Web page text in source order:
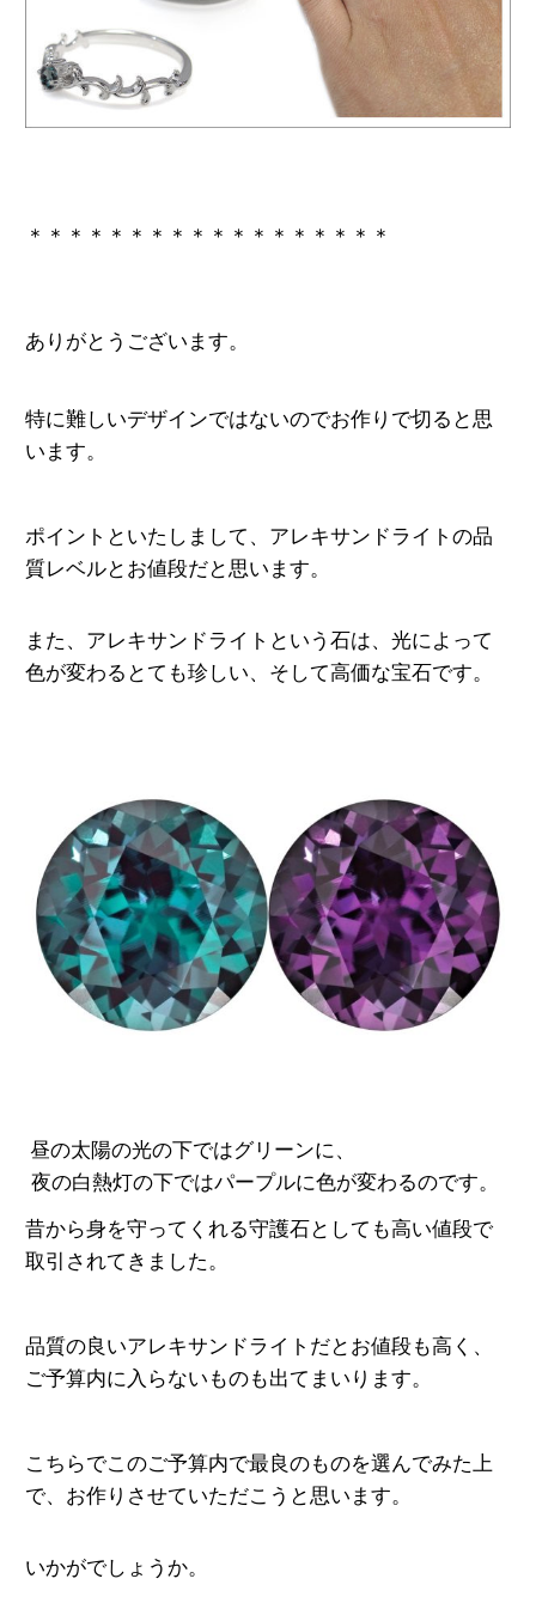
＊＊＊＊＊＊＊＊＊＊＊＊＊＊＊＊＊＊
ありがとうございます。
特に難しいデザインではないのでお作りで切ると思
います。
ポイントといたしまして、 アレキサンドライトの品
質レベルとお値段だと思います。
また、アレキサンドライトという石は、光によって
色が変わる とても珍しい、そして高価な宝石です。
昼の太陽の光の下ではグリーンに、
夜の白熱灯の下ではパープルに色が変わるのです。
昔から身を守ってくれる守護石としても高い値段で
取引されてきました。
品質の良いアレキサンドライトだとお値段も高く、
ご予算内に入らないものも出てまいります。
こちらでこのご予算内で最良のものを選んでみた上
で、 お作りさせていただこうと思います。
いかがでしょうか。